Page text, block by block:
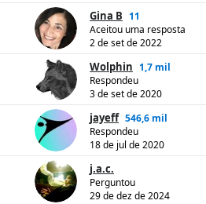
Gina B 11
Aceitou uma resposta
2 de set de 2022
Wolphin 1,7 mil
Respondeu
3 de set de 2020
jayeff 546,6 mil
Respondeu
18 de jul de 2020
j.a.c.
Perguntou
29 de dez de 2024